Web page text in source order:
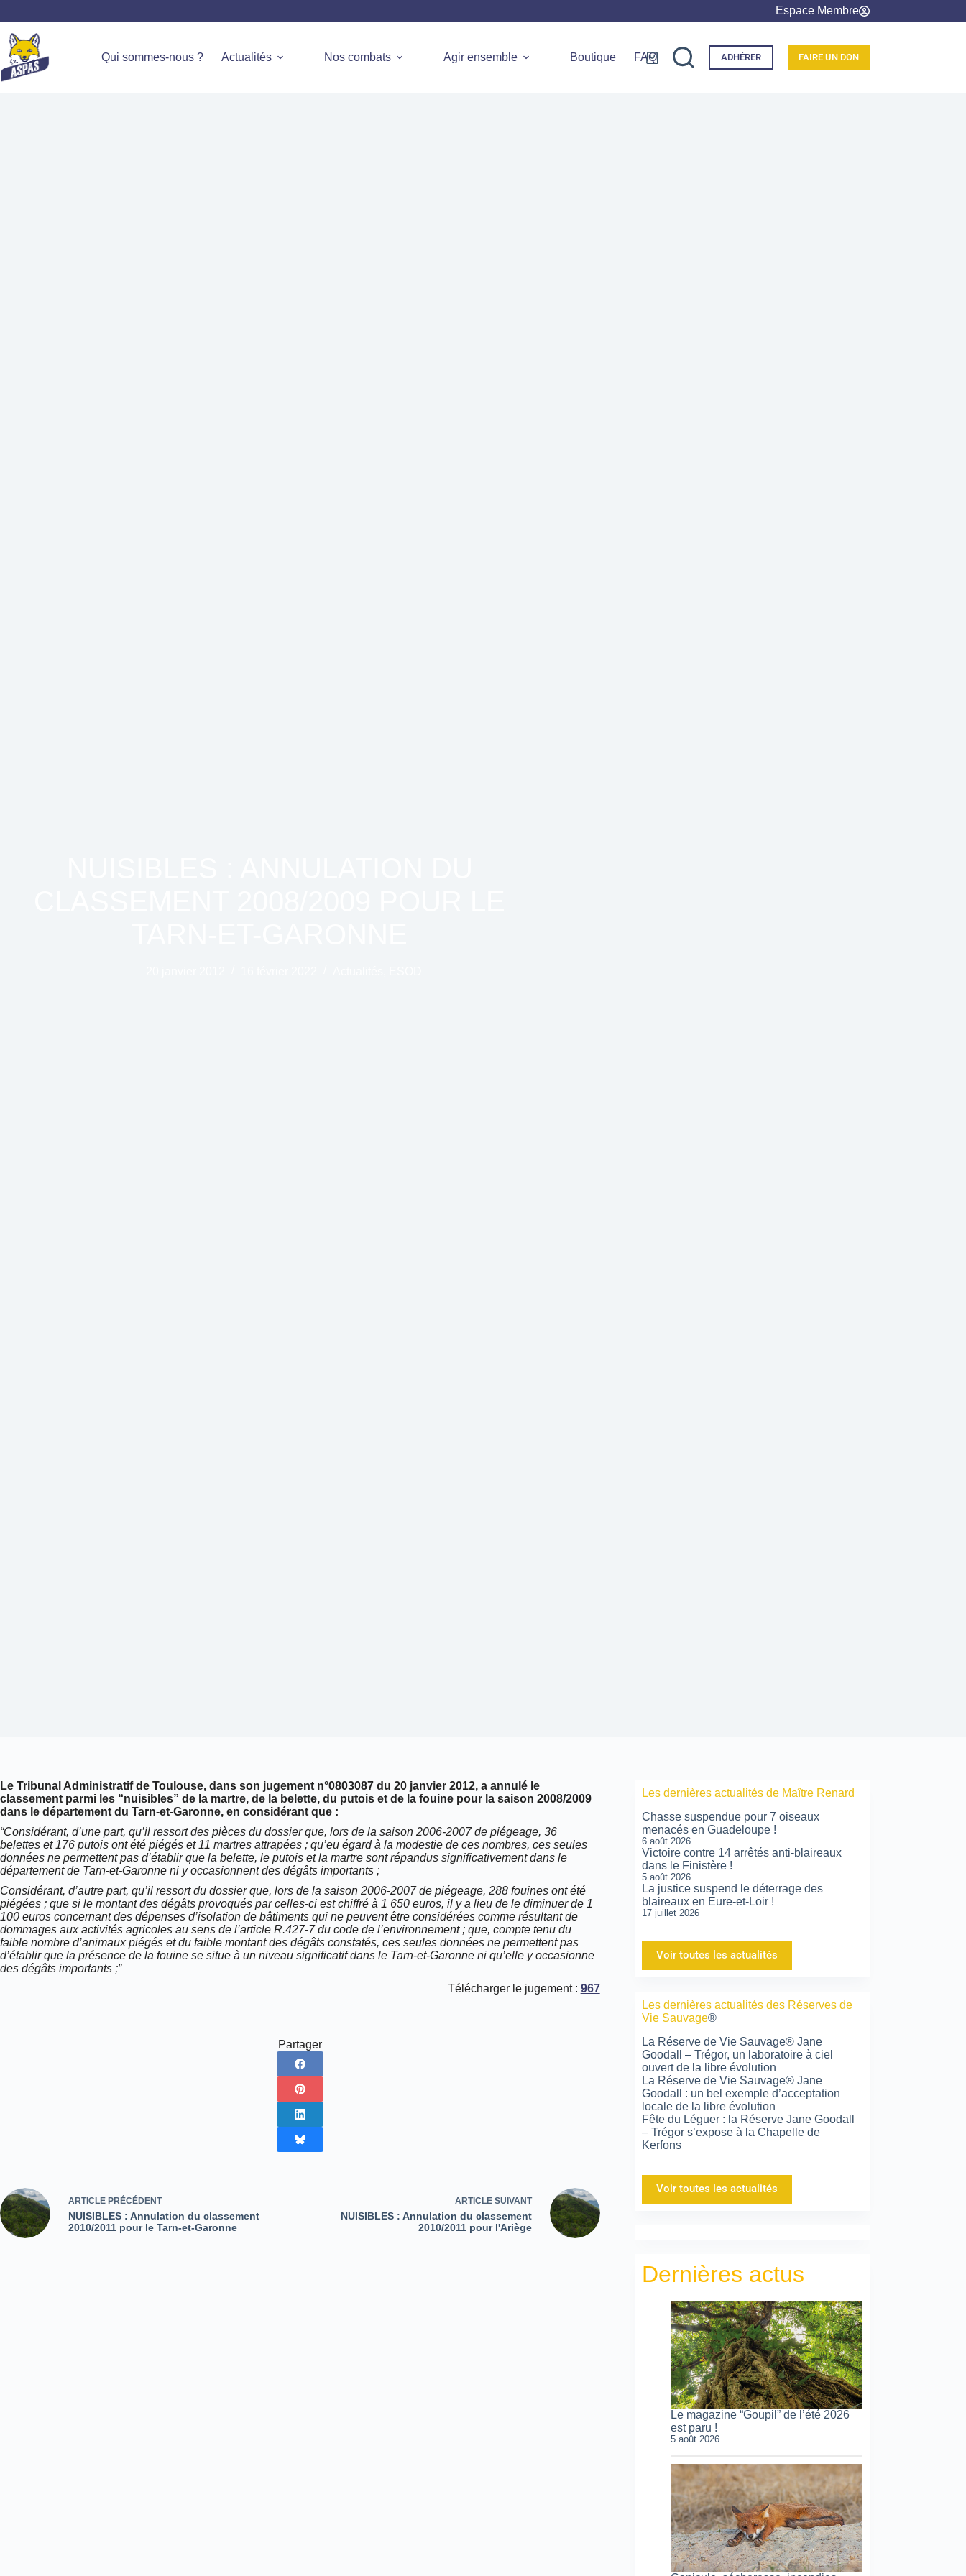
Espace Membre
Qui sommes-nous ? Actualités Nos combats Agir ensemble Boutique FAQ ADHÉRER FAIRE UN DON
Le Tribunal Administratif de Toulouse, dans son jugement n°0803087 du 20 janvier 2012, a annulé le
classement parmi les “nuisibles” de la martre, de la belette, du putois et de la fouine pour la saison 2008/2009
dans le département du Tarn-et-Garonne, en considérant que :
“Considérant, d’une part, qu’il ressort des pièces du dossier que, lors de la saison 2006-2007 de piégeage, 36
belettes et 176 putois ont été piégés et 11 martres attrapées ; qu’eu égard à la modestie de ces nombres, ces seules
données ne permettent pas d’établir que la belette, le putois et la martre sont répandus significativement dans le
département de Tarn-et-Garonne ni y occasionnent des dégâts importants ;
Considérant, d’autre part, qu’il ressort du dossier que, lors de la saison 2006-2007 de piégeage, 288 fouines ont été
piégées ; que si le montant des dégâts provoqués par celles-ci est chiffré à 1 650 euros, il y a lieu de le diminuer de 1
100 euros concernant des dépenses d’isolation de bâtiments qui ne peuvent être considérées comme résultant de
dommages aux activités agricoles au sens de l’article R.427-7 du code de l’environnement ; que, compte tenu du
faible nombre d’animaux piégés et du faible montant des dégâts constatés, ces seules données ne permettent pas
d’établir que la présence de la fouine se situe à un niveau significatif dans le Tarn-et-Garonne ni qu’elle y occasionne
des dégâts importants ;”
Télécharger le jugement : 967
Partager
ARTICLE PRÉCÉDENT
NUISIBLES : Annulation du classement
2010/2011 pour le Tarn-et-Garonne
ARTICLESUIVANT
NUISIBLES : Annulation du classement
2010/2011 pour l'Ariège
Les dernières actualités de Maître Renard
Chasse suspendue pour 7 oiseaux
menacés en Guadeloupe !
6 août 2026
Victoire contre 14 arrêtés anti-blaireaux
dans le Finistère !
5 août 2026
La justice suspend le déterrage des
blaireaux en Eure-et-Loir !
17 juillet 2026
Voir toutes les actualités
Les dernières actualités des Réserves de
Vie Sauvage®
La Réserve de Vie Sauvage® Jane
Goodall – Trégor, un laboratoire à ciel
ouvert de la libre évolution
La Réserve de Vie Sauvage® Jane
Goodall : un bel exemple d’acceptation
locale de la libre évolution
Fête du Léguer : la Réserve Jane Goodall
– Trégor s’expose à la Chapelle de
Kerfons
Voir toutes les actualités
Dernières actus
Le magazine “Goupil” de l’été 2026
est paru !
5 août 2026